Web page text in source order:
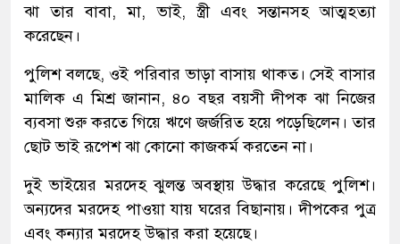
ঝা তার বাবা, মা, ভাই, স্ত্রী এবং সন্তানসহ আত্মহত্যা
করেছেন।
পুলিশ বলছে, ওই পরিবার ভাড়া বাসায় থাকত। সেই বাসার
মালিক এ মিশ্র জানান, ৪০ বছর বয়সী দীপক ঝা নিজের
ব্যবসা শুরু করতে গিয়ে ঋণে জর্জরিত হয়ে পড়েছিলেন। তার
ছোট ভাই রূপেশ ঝা কোনো কাজকর্ম করতেন না।
দুই ভাইয়ের মরদেহ ঝুলন্ত অবস্থায় উদ্ধার করেছে পুলিশ।
অন্যদের মরদেহ পাওয়া যায় ঘরের বিছানায়। দীপকের পুত্র
এবং কন্যার মরদেহ উদ্ধার করা হয়েছে।